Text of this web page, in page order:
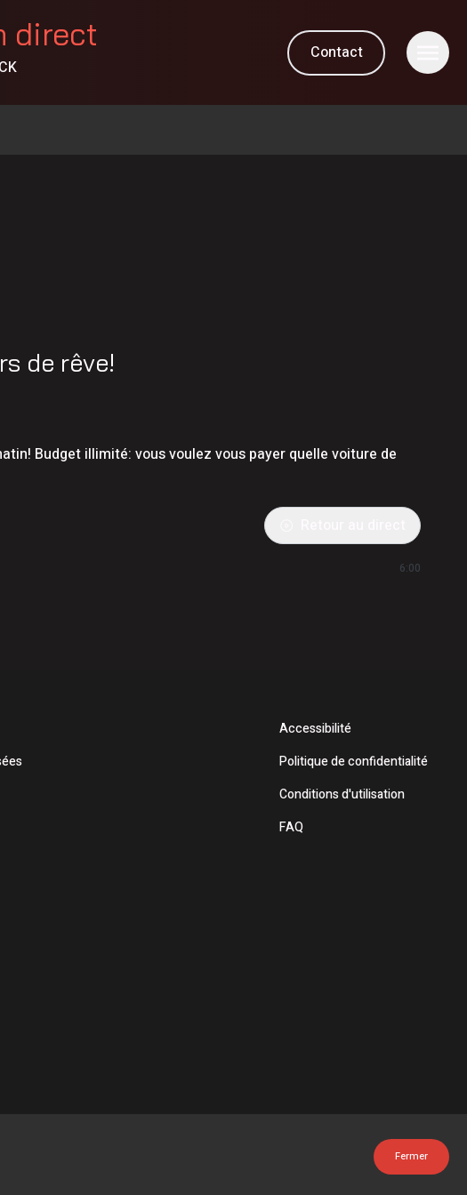
direct Contact
de rêve!
Budget illimité: vous voulez vous payer quelle voiture de
6:00
Accessibilité
Politique de confidentialité
Conditions d'utilisation
FAQ
Fermer